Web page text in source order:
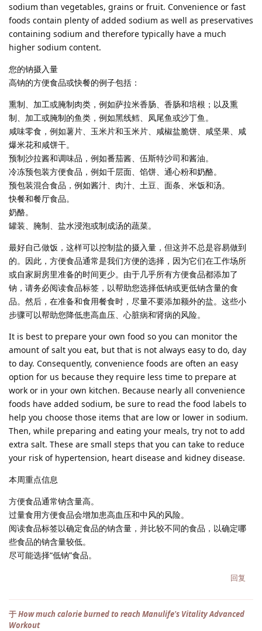
sodium than vegetables, grains or fruit. Convenience or fast
foods contain plenty of added sodium as well as preservatives
containing sodium and therefore typically have a much
higher sodium content.
您的钠摄入量
高钠的方便食品或快餐的例子包括：
熏制、加工或腌制肉类，例如萨拉米香肠、香肠和培根；以及熏
制、加工或腌制的鱼类，例如黑线鳕、凤尾鱼或沙丁鱼。
咸味零食，例如薯片、玉米片和玉米片、咸椒盐脆饼、咸坚果、咸
爆米花和咸饼干。
预制沙拉酱和调味品，例如番茄酱、伍斯特沙司和酱油。
冷冻预包装方便食品，例如千层面、馅饼、通心粉和奶酪。
预包装混合食品，例如酱汁、肉汁、土豆、面条、米饭和汤。
快餐和餐厅食品。
奶酪。
罐装、腌制、盐水浸泡或制成汤的蔬菜。
最好自己做饭，这样可以控制盐的摄入量，但这并不总是容易做到
的。因此，方便食品通常是我们方便的选择，因为它们在工作场所
或自家厨房里准备的时间更少。由于几乎所有方便食品都添加了
钠，请务必阅读食品标签，以帮助您选择低钠或更低钠含量的食
品。然后，在准备和食用餐食时，尽量不要添加额外的盐。这些小
步骤可以帮助您降低患高血压、心脏病和肾病的风险。
It is best to prepare your own food so you can monitor the
amount of salt you eat, but that is not always easy to do, day
to day. Consequently, convenience foods are often an easy
option for us because they require less time to prepare at
work or in your own kitchen. Because nearly all convenience
foods have added sodium, be sure to read the food labels to
help you choose those items that are low or lower in sodium.
Then, while preparing and eating your meals, try not to add
extra salt. These are small steps that you can take to reduce
your risk of hypertension, heart disease and kidney disease.
本周重点信息
方便食品通常钠含量高。
过量食用方便食品会增加患高血压和中风的风险。
阅读食品标签以确定食品的钠含量，并比较不同的食品，以确定哪
些食品的钠含量较低。
尽可能选择“低钠”食品。
回复
于How much calorie burned to reach Manulife's Vitality Advanced
Workout